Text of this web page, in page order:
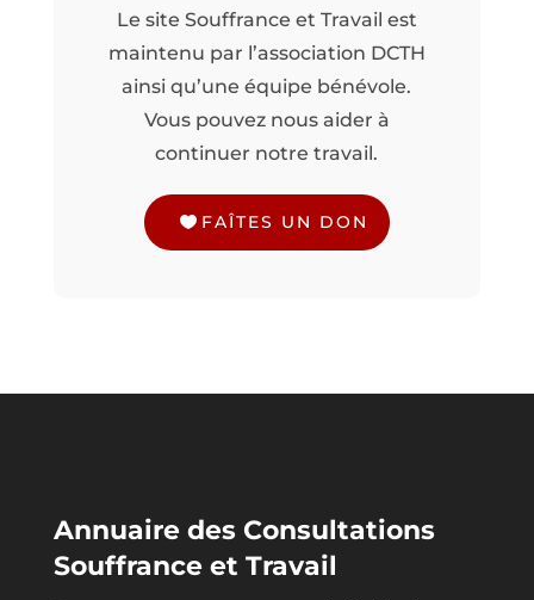
Le site Souffrance et Travail est
maintenu par l’association DCTH
ainsi qu’une équipe bénévole.
Vous pouvez nous aider à
continuer notre travail.
FAÎTES UN DON
Annuaire des Consultations
Souffrance et Travail